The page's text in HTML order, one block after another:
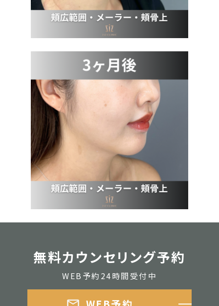
無料カウンセリング予約
WEB予約24時間受付中